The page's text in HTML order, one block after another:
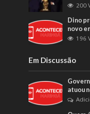
200
Dino
novo
196
Em Discussão
atuou